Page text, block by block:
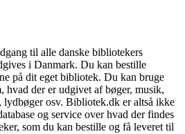
til alle danske bibliotekers
i Danmark. Du kan bestille
på dit eget bibliotek. Du kan bruge
der er udgivet af bøger, musik,
lydbøger osv. Bibliotek.dk er altså ikke
og service over hvad der findes
som du kan bestille og få leveret til